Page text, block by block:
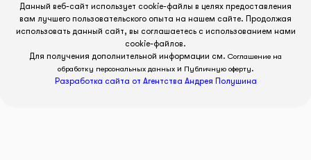
Данный веб-сайт использует cookie-файлы в целях предоставления
вам лучшего пользовательского опыта на нашем сайте. Продолжая
использовать данный сайт, вы соглашаетесь с использованием нами
cookie-файлов.
Для получения дополнительной информации см. Соглашение на
обработку персональных данныхи Публичную оферту.
Разработка сайта от Агентства Андрея Полушина